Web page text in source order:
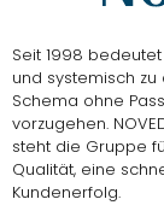
Seit 1998
und systemisch
Schema ohne
vorzugehen.
steht die Gruppe
Qualität, eine
Kundenerfolg.